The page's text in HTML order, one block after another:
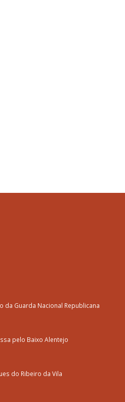
da Guarda Nacional Republicana
pelo Baixo Alentejo
do Ribeiro da Vila